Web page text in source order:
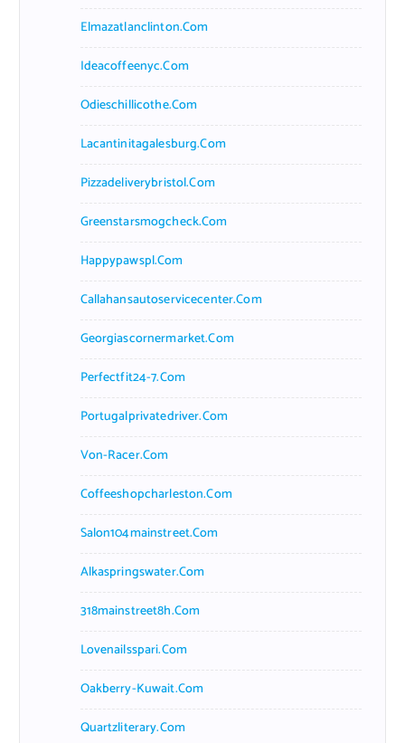
Elmazatlanclinton.com
Ideacoffeenyc.com
Odieschillicothe.com
Lacantinitagalesburg.com
Pizzadeliverybristol.com
Greenstarsmogcheck.com
Happypawspl.com
Callahansautoservicecenter.com
Georgiascornermarket.com
Perfectfit24-7.com
Portugalprivatedriver.com
Von-Racer.com
Coffeeshopcharleston.com
Salon104mainstreet.com
Alkaspringswater.com
318mainstreet8h.com
Lovenailsspari.com
Oakberry-Kuwait.com
Quartzliterary.com